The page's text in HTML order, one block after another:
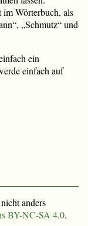
im Wörterbuch, als
„Schmutz“ und
ein
einfach auf
anders
BY-NC-SA 4.0.